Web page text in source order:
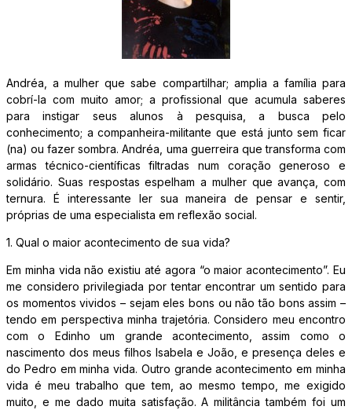
Andréa, a mulher que sabe compartilhar; amplia a família para
cobrí-la com muito amor; a profissional que acumula saberes
para instigar seus alunos à pesquisa, a busca pelo
conhecimento; a companheira-militante que está junto sem ficar
(na) ou fazer sombra. Andréa, uma guerreira que transforma com
armas técnico-científicas filtradas num coração generoso e
solidário. Suas respostas espelham a mulher que avança, com
ternura. É interessante ler sua maneira de pensar e sentir,
próprias de uma especialista em reflexão social.
1. Qual o maior acontecimento de sua vida?
Em minha vida não existiu até agora “o maior acontecimento”. Eu
me considero privilegiada por tentar encontrar um sentido para
os momentos vividos – sejam eles bons ou não tão bons assim –
tendo em perspectiva minha trajetória. Considero meu encontro
com o Edinho um grande acontecimento, assim como o
nascimento dos meus filhos Isabela e João, e presença deles e
do Pedro em minha vida. Outro grande acontecimento em minha
vida é meu trabalho que tem, ao mesmo tempo, me exigido
muito, e me dado muita satisfação. A militância também foi um